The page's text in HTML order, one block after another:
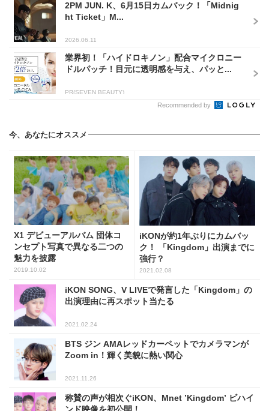
2PM JUN. K、6月15日カムバック！「Midnig
ht Ticket」M...
2026.06.11
業界初！「ハイドロキノン」配合マイクロニー
ドルパッチ！目元に透明感を与え、パッと...
PR(SEVEN BEAUTY)
Recommended by
今、あなたにオススメ
X1 デビューアルバム 団体コ
ンセプト写真で異なる二つの
魅力を披露
2019.10.02
iKONが約1年ぶりにカムバッ
ク！ 「Kingdom」出演までに
強行？
2021.02.08
iKON SONG、V LIVEで発言した「Kingdom」の
出演理由に再スポット当たる
2021.02.24
BTS ジン AMAレッドカーペットでカメラマンが
Zoom in！輝く美貌に熱い関心
2021.11.26
称賛の声が相次ぐiKON、Mnet ’Kingdom’ ビハイ